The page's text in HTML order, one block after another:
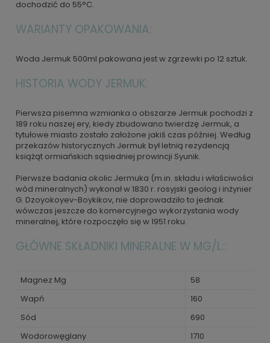
dochodzić do 55°C.
WARIANTY OPAKOWANIA:
Woda Jermuk 500ml pakowana jest w zgrzewki po 12 sztuk.
HISTORIA WODY JERMUK:
Pierwsza pisemna wzmianka o obszarze Jermuk pochodzi z
189 roku naszej ery, kiedy zbudowano twierdzę Jermuk, a
tytułowe miasto zostało założone jakiś czas później. Według
przekazów historycznych Jermuk był letnią rezydencją
książąt ormiańskich sąsiedniej prowincji Syunik.
Pierwsze badania okolic Jermuka (m.in. składu i właściwości
wód mineralnych) wykonał w 1830 r. rosyjski geolog i inżynier
G. Dzoyokoyev-Boykikov, nie doprowadziło to jednak
wówczas jeszcze do komercyjnego wykorzystania wody
mineralnej, które rozpoczęło się w 1951 roku.
GŁÓWNE SKŁADNIKI MINERALNE W MG/L::
Magnez Mg
58
Wapń
160
Sód
690
Wodorowęglany
1710